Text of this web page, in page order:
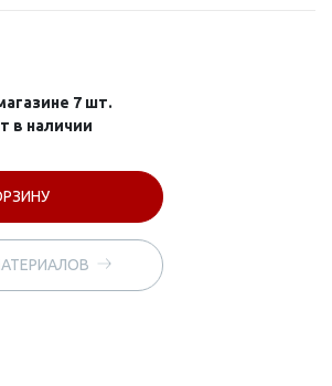
7 шт.
в наличии